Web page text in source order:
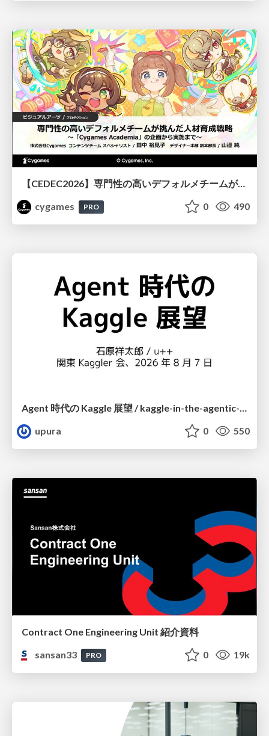
【CEDEC2026】専門性の高いデフォルメチームが挑んだ人材育成戦略 〜Cygames Academiaの企画から実施まで〜
cygames
PRO 0 490
upura
0 550
Contract One Engineering Unit 紹介資料
sansan33
PRO 0 19k